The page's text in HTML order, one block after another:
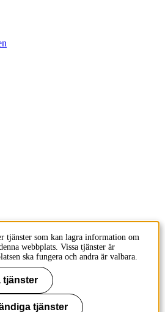
tjänster som kan lagra information om
webbplats. Vissa tjänster är
ska fungera och andra är valbara.
tjänster
tjänster